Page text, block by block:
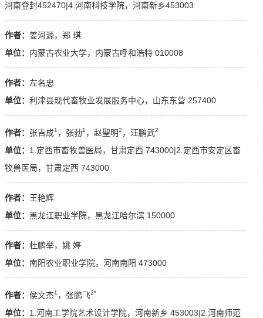
河南登封452470|4.河南科技学院，河南新乡453003
作者： 姜河源，郑 琪
单位： 内蒙古农业大学，内蒙古呼和浩特 010008
作者： 左名忠
单位： 利津县现代畜牧业发展服务中心，山东东营 257400
作者： 张吉成1 ，张勃1 ，赵聖明2 ，汪鹏武2
单位： 1.定西市畜牧兽医局，甘肃定西 743000|2.定西市安定区畜
牧兽医局，甘肃定西 743000
作者： 王艳辉
单位： 黑龙江职业学院，黑龙江哈尔滨 150000
作者： 杜鹏举，姚 婷
单位： 南阳农业职业学院，河南南阳 473000
作者： 侯文杰1 ，张鹏飞2*
单位： 1.河南工学院艺术设计学院，河南新乡 453003|2.河南师范